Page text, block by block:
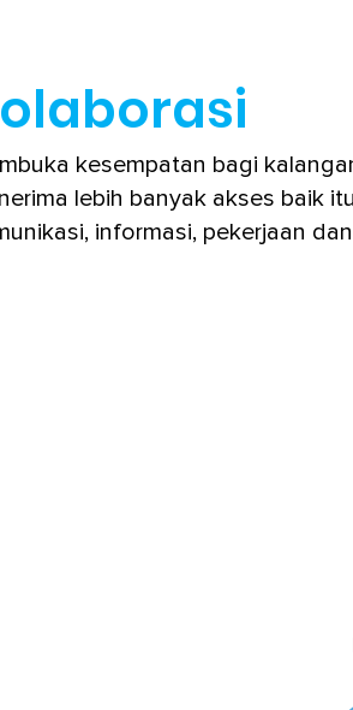
kesempatan bagi
lebih banyak akses baik
informasi, pekerjaan